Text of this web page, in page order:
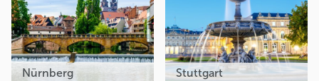
Nürnberg Stuttgart